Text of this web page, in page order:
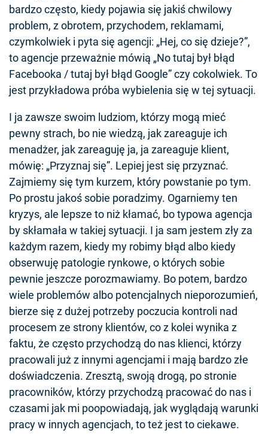
bardzo często, kiedy pojawia się jakiś chwilowy
problem, z obrotem, przychodem, reklamami,
czymkolwiek i pyta się agencji: „Hej, co się dzieje?”,
to agencje przeważnie mówią „No tutaj był błąd
Facebooka / tutaj był błąd Google” czy cokolwiek. To
jest przykładowa próba wybielenia się w tej sytuacji.
I ja zawsze swoim ludziom, którzy mogą mieć
pewny strach, bo nie wiedzą, jak zareaguje ich
menadżer, jak zareaguję ja, ja zareaguje klient,
mówię: „Przyznaj się”. Lepiej jest się przyznać.
Zajmiemy się tym kurzem, który powstanie po tym.
Po prostu jakoś sobie poradzimy. Ogarniemy ten
kryzys, ale lepsze to niż kłamać, bo typowa agencja
by skłamała w takiej sytuacji. I ja sam jestem zły za
każdym razem, kiedy my robimy błąd albo kiedy
obserwuję patologie rynkowe, o których sobie
pewnie jeszcze porozmawiamy. Bo potem, bardzo
wiele problemów albo potencjalnych nieporozumień,
bierze się z dużej potrzeby poczucia kontroli nad
procesem ze strony klientów, co z kolei wynika z
faktu, że często przychodzą do nas klienci, którzy
pracowali już z innymi agencjami i mają bardzo złe
doświadczenia. Zresztą, swoją drogą, po stronie
pracowników, którzy przychodzą pracować do nas i
czasami jak mi poopowiadają, jak wyglądają warunki
pracy w innych agencjach, to też jest to ciekawe.